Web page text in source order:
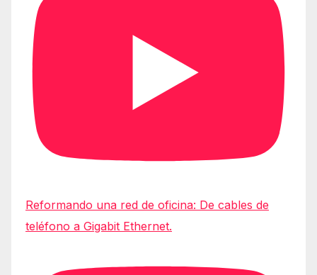
Reformando una red de oficina: De cables de
teléfono a Gigabit Ethernet.